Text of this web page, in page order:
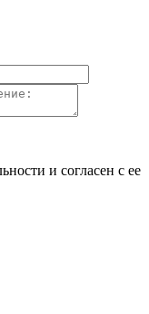
и согласен с ее